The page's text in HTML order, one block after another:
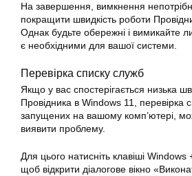
На завершення, вимкнення
покращити швидкість роботи
Однак будьте обережні і вимикайте
є необхідними для вашої системи.
Перевірка списку служб
Якщо у вас спостерігається низька
Провідника в Windows 11, перевірка
запущених на вашому комп’ютері,
виявити проблему.
Для цього натисніть клавіші Windows
щоб відкрити діалогове вікно